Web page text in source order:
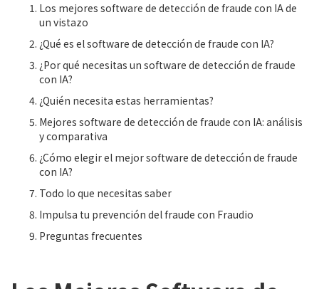
Los mejores software de detección de fraude con IA de
un vistazo
¿Qué es el software de detección de fraude con IA?
¿Por qué necesitas un software de detección de fraude
con IA?
¿Quién necesita estas herramientas?
Mejores software de detección de fraude con IA: análisis
y comparativa
¿Cómo elegir el mejor software de detección de fraude
con IA?
Todo lo que necesitas saber
Impulsa tu prevención del fraude con Fraudio
Preguntas frecuentes